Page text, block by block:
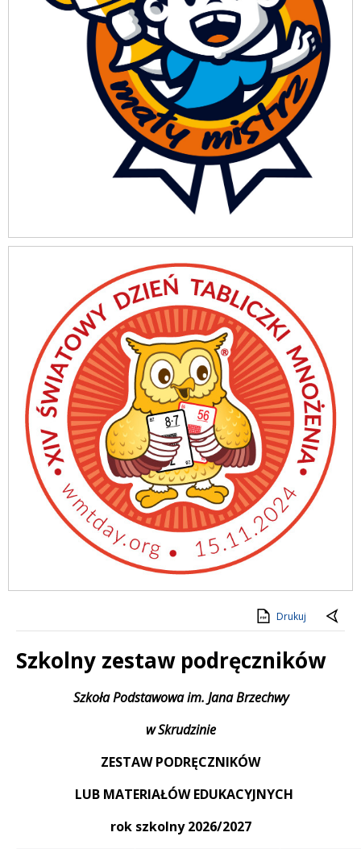
Światowy Dzień Tabliczki Mnożenia
Drukuj
Szkolny zestaw podręczników
Szkoła Podstawowa im. Jana Brzechwy
w Skrudzinie
ZESTAW PODRĘCZNIKÓW
LUB MATERIAŁÓW EDUKACYJNYCH
rok szkolny 2026/2027